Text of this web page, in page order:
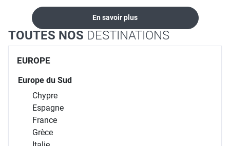
En savoir plus
TOUTES NOS DESTINATIONS
EUROPE
Europe du Sud
Chypre
Espagne
France
Grèce